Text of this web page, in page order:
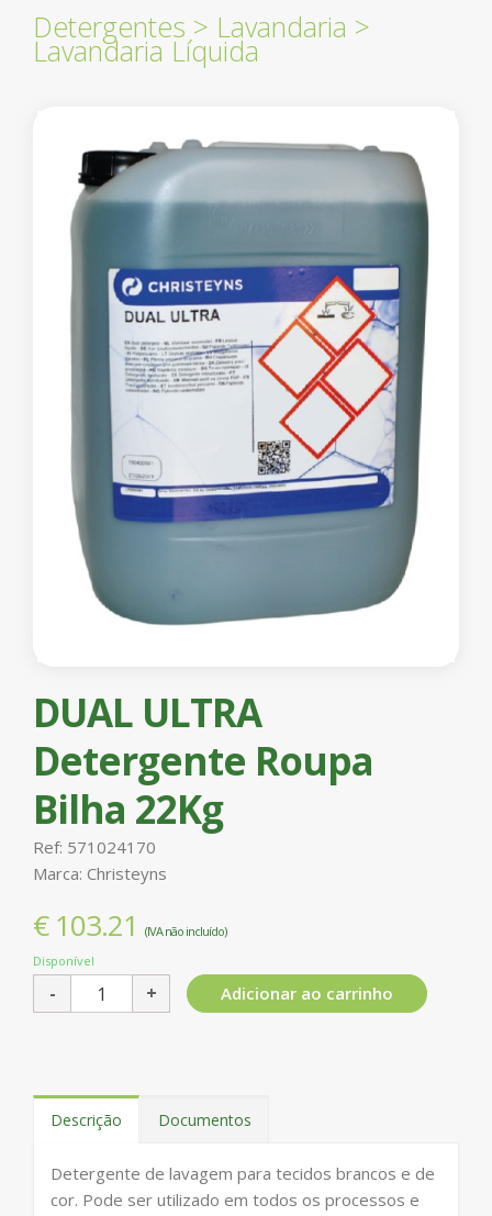
Detergentes > Lavandaria >
Lavandaria Líquida
DUAL ULTRA
Detergente Roupa
Bilha 22Kg
Ref: 571024170
Marca: Christeyns
€ 103.21
(IVA não incluído)
Disponível
Adicionar ao carrinho
Descrição Documentos
Detergente de lavagem para tecidos brancos e de
cor. Pode ser utilizado em todos os processos e